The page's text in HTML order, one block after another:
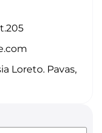
Loreto. Pavas,